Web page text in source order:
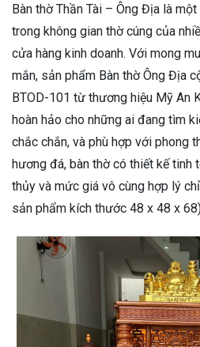
Bàn thờ Thần Tài – Ông Địa là
trong không gian thờ cúng của
cửa hàng kinh doanh. Với mong
mắn, sản phẩm Bàn thờ Ông Địa
BTOD-101 từ thương hiệu Mỹ An
hoàn hảo cho những ai đang tìm
chắc chắn, và phù hợp với phong
hương đá, bàn thờ có thiết kế tinh
thủy và mức giá vô cùng hợp lý
sản phẩm kích thước 48 x 48 x